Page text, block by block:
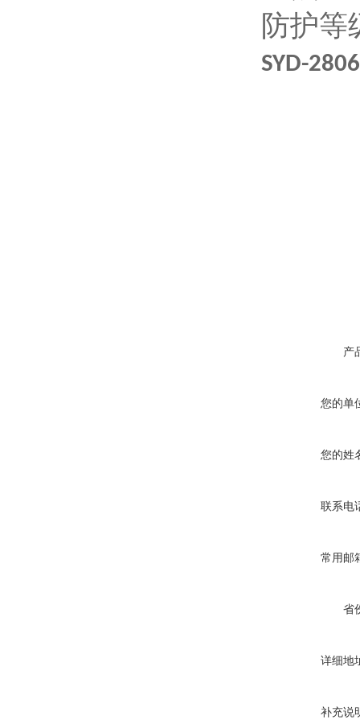
防护等
SYD-
产
您的单
您的姓
联系电
常用邮
省
详细地
补充说